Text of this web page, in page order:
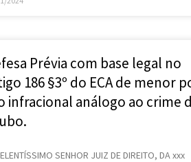
Prévia com base legal no
186 §3º do ECA de menor
infracional análogo ao crime
SENHOR JUIZ DE DIREITO, DA xxx